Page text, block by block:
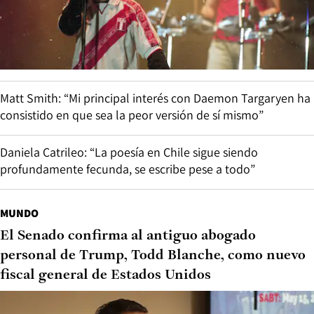
Matt Smith: “Mi principal interés con Daemon Targaryen ha
consistido en que sea la peor versión de sí mismo”
Daniela Catrileo: “La poesía en Chile sigue siendo
profundamente fecunda, se escribe pese a todo”
MUNDO
El Senado confirma al antiguo abogado
personal de Trump, Todd Blanche, como nuevo
fiscal general de Estados Unidos